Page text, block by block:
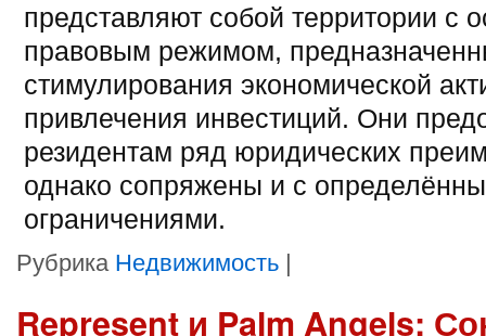
представляют собой территории с
правовым режимом,
стимулирования экономической
привлечения инвестиций. Они
резидентам ряд юридических
однако сопряжены и с
ограничениями.
Рубрика Недвижимость |
Represent и Palm Angels: